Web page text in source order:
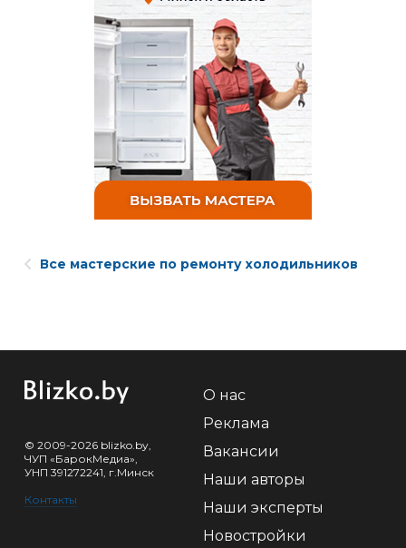
Все мастерские по ремонту холодильников
© 2009-2026 blizko.by,
ЧУП «БарокМедиа»,
УНП 391272241, г.Минск
Контакты
О нас
Реклама
Вакансии
Наши авторы
Наши эксперты
Новостройки